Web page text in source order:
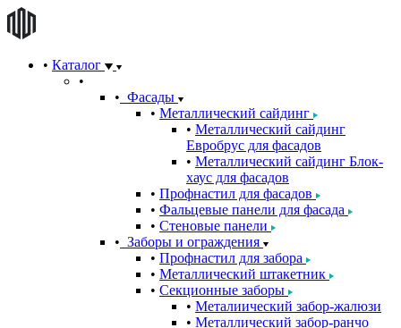
Каталог
Фасады
Металлический сайдинг
Металлический сайдинг
Евробрус для фасадов
Металлический сайдинг Блок-
хаус для фасадов
Профнастил для фасадов
Фальцевые панели для фасада
Стеновые панели
Заборы и ограждения
Профнастил для забора
Металлический штакетник
Секционные заборы
Металиический забор-жалюзи
Металлический забор-ранчо